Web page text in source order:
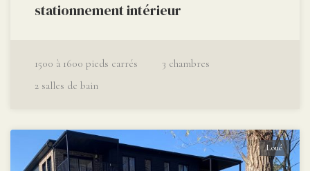
stationnement intérieur
1500 à 1600 pieds carrés 3 chambres
2 salles de bain
Loué